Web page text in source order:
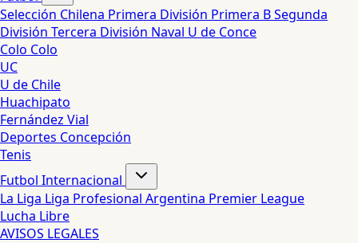
Selección Chilena Primera División Primera BSegunda
División Tercera División Naval U de Conce
Colo Colo
UC
U de Chile
Huachipato
Fernández Vial
Deportes Concepción
Tenis
Futbol Internacional
La Liga Liga Profesional Argentina Premier League
Lucha Libre
AVISOS LEGALES